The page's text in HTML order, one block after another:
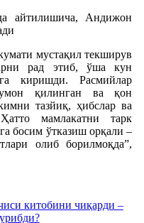
айтилишича, Андижон
мустақил текширув
рад этиб, ўша кун
киришди. Расмийлар
қилинган ва қон
тазйиқ, ҳибслар ва
мамлакатни тарк
босим ўтказиш орқали –
олиб борилмоқда”,